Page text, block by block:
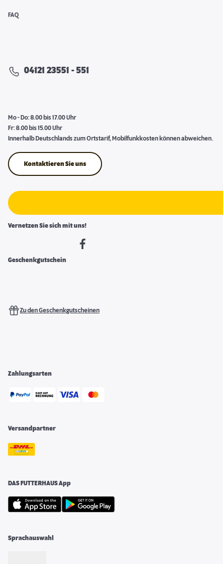
FAQ
04121 23551 - 551
Mo - Do: 8.00 bis 17.00 Uhr
Fr: 8.00 bis 15.00 Uhr
Innerhalb Deutschlands zum Ortstarif, Mobilfunkkosten können abweichen.
Kontaktieren Sie uns
Vernetzen Sie sich mit uns!
Geschenkgutschein
Zu den Geschenkgutscheinen
Zahlungsarten
Versandpartner
DAS FUTTERHAUS App
Sprachauswahl